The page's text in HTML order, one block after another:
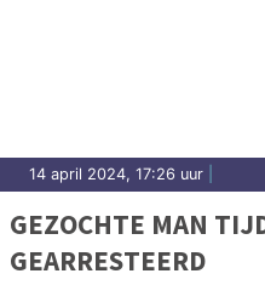
14 april 2024, 17:26 uur
GEZOCHTE MAN
GEARRESTEERD